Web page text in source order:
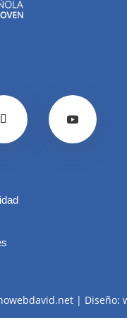
| Diseño: